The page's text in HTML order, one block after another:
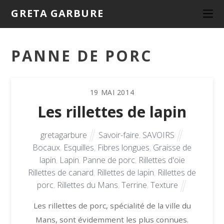
GRETA GARBURE
PANNE DE PORC
19 MAI 2014
Les rillettes de lapin
gretagarbure Savoir-faire, SAVOIRS
Bocaux, Esquilles, Fibres longues, Graisse de
lapin, Lapin, Panne de porc, Rillettes d'oie
Rillettes de canard, Rillettes de lapin, Rillettes de
porc, Rillettes du Mans, Terrine, Texture
Les rillettes de porc, spécialité de la ville du
Mans, sont évidemment les plus connues.